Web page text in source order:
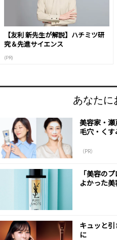
【友利 新先生が解説】ハチミツ研
究＆先進サイエンス
(PR)
あなたに
美容家・
毛穴・く
（PR）
「美容の
よかった美
キュッと
に